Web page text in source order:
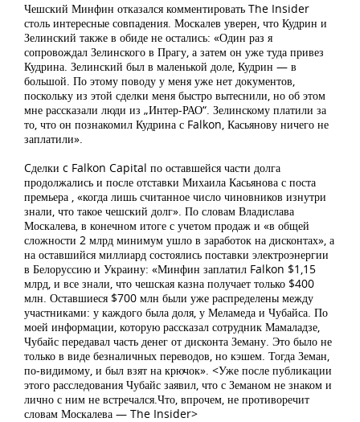
Чешский Минфин отказался комментировать The Insider
столь интересные совпадения. Москалев уверен, что Кудрин и
Зелинский также в обиде не остались: «Один раз я
сопровождал Зелинского в Прагу, а затем он уже туда привез
Кудрина. Зелинский был в маленькой доле, Кудрин — в
большой. По этому поводу у меня уже нет документов,
поскольку из этой сделки меня быстро вытеснили, но об этом
мне рассказали люди из „Интер-РАО“. Зелинскому платили за
то, что он познакомил Кудрина с Falkon, Касьянову ничего не
заплатили».
Cделки c Falkon Capital по оставшейся части долга
продолжались и после отставки Михаила Касьянова с поста
премьера , «когда лишь считанное число чиновников изнутри
знали, что такое чешский долг». По словам Владислава
Москалева, в конечном итоге с учетом продаж и «в общей
сложности 2 млрд минимум ушло в заработок на дисконтах», а
на оставшийся миллиард состоялись поставки электроэнергии
в Белоруссию и Украину: «Минфин заплатил Falkon $1,15
млрд, и все знали, что чешская казна получает только $400
млн. Оставшиеся $700 млн были уже распределены между
участниками: у каждого была доля, у Меламеда и Чубайса. По
моей информации, которую рассказал сотрудник Мамаладзе,
Чубайс передавал часть денег от дисконта Земану. Это было не
только в виде безналичных переводов, но кэшем. Тогда Земан,
по-видимому, и был взят на крючок». <Уже после публикации
этого расследования Чубайс заявил, что с Земаном не знаком и
лично с ним не встречался.Что, впрочем, не противоречит
словам Москалева — The Insider>